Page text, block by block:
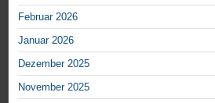
Februar 2026
Januar 2026
Dezember 2025
November 2025